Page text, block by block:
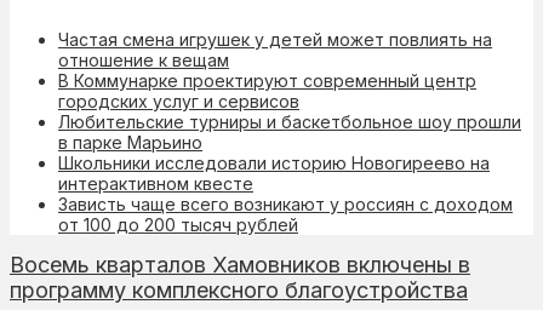
Частая смена игрушек у детей может повлиять на
отношение к вещам
В Коммунарке проектируют современный центр
городских услуг и сервисов
Любительские турниры и баскетбольное шоу прошли
в парке Марьино
Школьники исследовали историю Новогиреево на
интерактивном квесте
Зависть чаще всего возникают у россиян с доходом
от 100 до 200 тысяч рублей
Восемь кварталов Хамовников включены в
программу комплексного благоустройства